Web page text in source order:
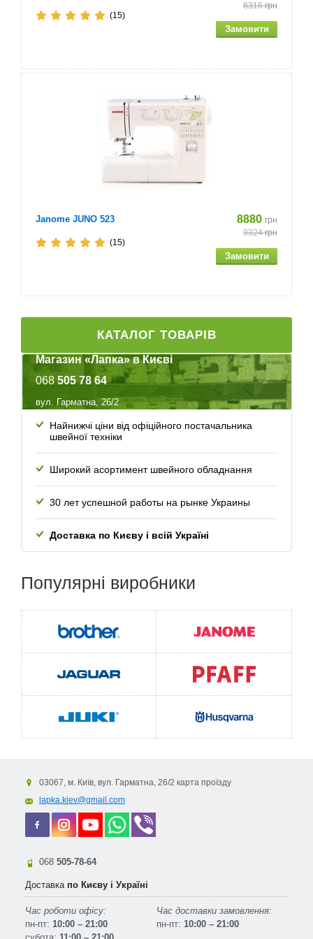
8316грн
(15)
Janome JUNO 523 8880 грн
9324грн
(15)
КАТАЛОГ ТОВАРІВ
Магазин «Лапка» в Києві
068 505 78 64
вул. Гарматна, 26/2
Найнижчі ціни від офіційного постачальника
швейної техніки
Широкий асортимент швейного обладнання
30 лет успешной работы на рынке Украины
Доставка по Києву і всій Україні
Популярні виробники
03067, м. Київ, вул. Гарматна, 26/2 карта проїзду
lapka.kiev@gmail.com
068 505-78-64
Доставка по Києву і Україні
Час роботи офісу:
пн-пт: 10:00 – 21:00
Час доставки замовлення:
пн-пт: 10:00 – 21:00